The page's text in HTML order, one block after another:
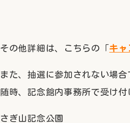
その他詳細は、こちらの「キャ
また、抽選に参加されない場
随時、記念館内事務所で受け付
さぎ山記念公園